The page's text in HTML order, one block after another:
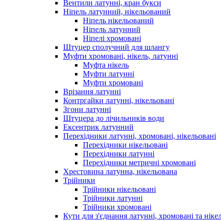
Вентили латунні, кран букси
Ніпель латунний, нікельований
Ніпель нікельований
Ніпель латунний
Ніпелі хромовані
Штуцер сполучний для шлангу
Муфти хромовані, нікель, латунні
Муфта нікель
Муфти латунні
Муфти хромовані
Врізання латунні
Контргайки латунні, нікельовані
Згони латунні
Штуцера до лічильників води
Ексентрик латунний
Перехідники латунні, хромовані, нікельовані
Перехідники нікельовані
Перехідники латунні
Перехідники метричні хромовані
Хрестовина латунна, нікельована
Трійники
Трійники нікельовані
Трійники латунні
Трійники хромовані
Кути для з'єднання латунні, хромовані та